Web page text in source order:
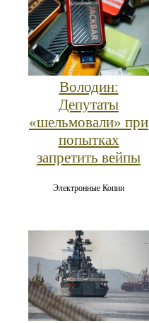
Володин:
Депутаты
«шельмовали» при
попытках
запретить вейпы
Электронные Копии